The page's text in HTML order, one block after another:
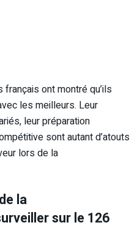
ont montré qu’ils
les meilleurs. Leur
leur préparation
sont autant d’atouts
lors de la
la
sur le 126